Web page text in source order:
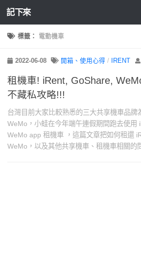
記下來
標籤： 電動機車
2022-06-08 開箱、使用心得 / IRENT
租機車! iRent, GoShare,
不藏私攻略!!!
台灣目前大家比較熟悉的三大共享機車品牌
WeMo，小蛙在今年端午連假期間跑去使用
WeMo app 租機車 ，這篇文章把如何租還
WeMo，以及其他共享機車、租機車相關的